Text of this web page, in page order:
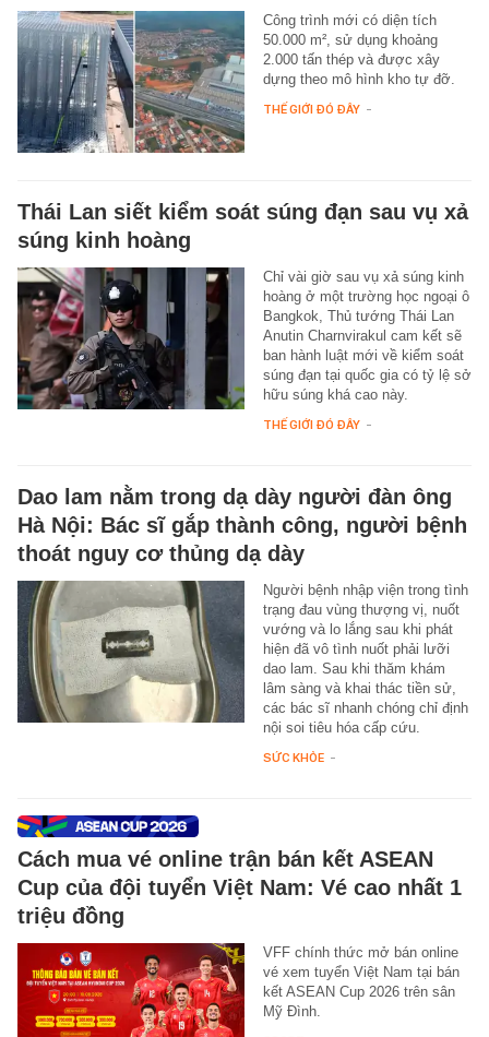
Công trình mới có diện tích
50.000 m², sử dụng khoảng
2.000 tấn thép và được xây
dựng theo mô hình kho tự đỡ.
THẾ GIỚI ĐÓ ĐÂY -
Thái Lan siết kiểm soát súng đạn sau vụ xả
súng kinh hoàng
Chỉ vài giờ sau vụ xả súng kinh
hoàng ở một trường học ngoại ô
Bangkok, Thủ tướng Thái Lan
Anutin Charnvirakul cam kết sẽ
ban hành luật mới về kiểm soát
súng đạn tại quốc gia có tỷ lệ sở
hữu súng khá cao này.
THẾ GIỚI ĐÓ ĐÂY -
Dao lam nằm trong dạ dày người đàn ông
Hà Nội: Bác sĩ gắp thành công, người bệnh
thoát nguy cơ thủng dạ dày
Người bệnh nhập viện trong tình
trạng đau vùng thượng vị, nuốt
vướng và lo lắng sau khi phát
hiện đã vô tình nuốt phải lưỡi
dao lam. Sau khi thăm khám
lâm sàng và khai thác tiền sử,
các bác sĩ nhanh chóng chỉ định
nội soi tiêu hóa cấp cứu.
SỨC KHỎE -
Cách mua vé online trận bán kết ASEAN
Cup của đội tuyển Việt Nam: Vé cao nhất 1
triệu đồng
VFF chính thức mở bán online
vé xem tuyển Việt Nam tại bán
kết ASEAN Cup 2026 trên sân
Mỹ Đình.